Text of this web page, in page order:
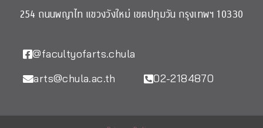
254 ถนนพญาไท แขวงวังใหม่ เขตปทุมวัน กรุงเทพฯ 10330
@facultyofarts.chula
arts@chula.ac.th
02-2184870